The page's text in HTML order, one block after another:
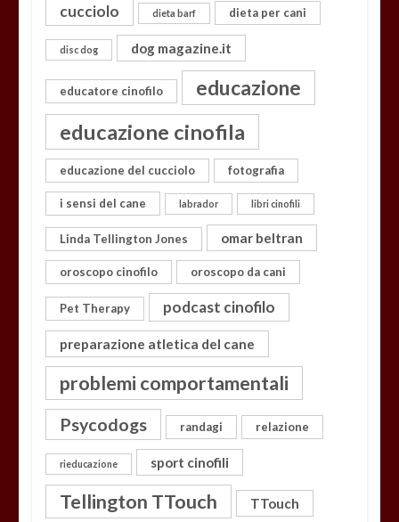
cucciolo dieta barf dieta per cani
disc dog dog magazine.it
educatore cinofilo educazione
educazione cinofila
educazione del cucciolo fotografia
i sensi del cane labrador libri cinofili
Linda Tellington Jones omar beltran
oroscopo cinofilo oroscopo da cani
Pet Therapy podcast cinofilo
preparazione atletica del cane
problemi comportamentali
Psycodogs randagi relazione
rieducazione sport cinofili
Tellington TTouch TTouch